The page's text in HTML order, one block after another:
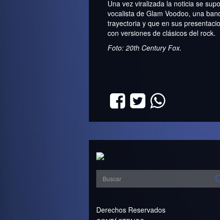
Una vez viralizada la noticia se
vocalista de Glam Voodoo, una
trayectoria y que en sus
con versiones de clásicos del rock.
Foto: 20th Century Fox.
Derechos Reservados